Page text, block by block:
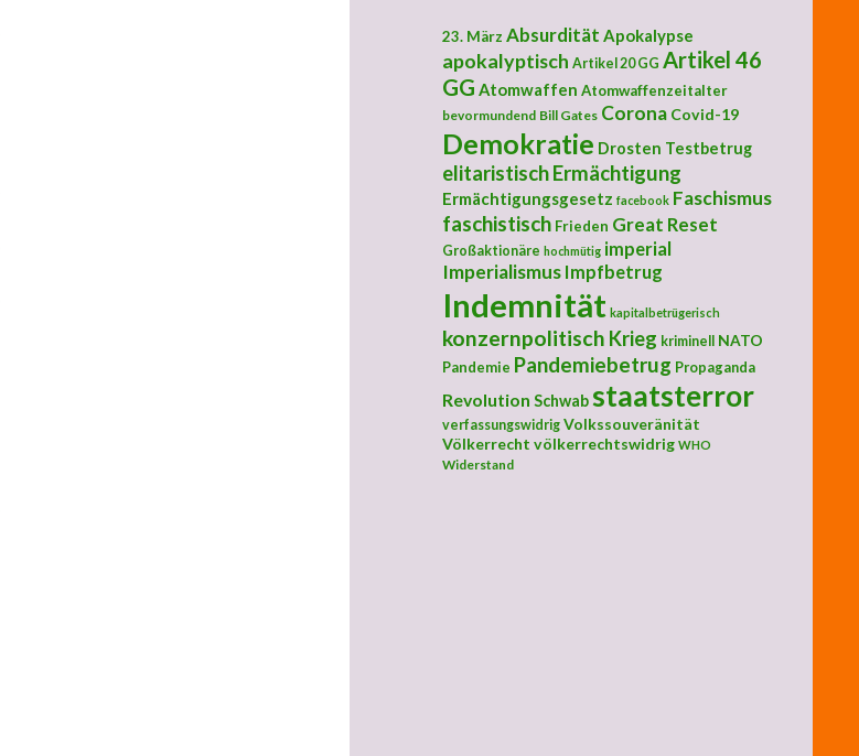
23. März Absurdität Apokalypse
apokalyptisch Artikel 20 GG Artikel 46
GG Atomwaffen Atomwaffenzeitalter
bevormundend Bill Gates Corona Covid-19
Demokratie Drosten Testbetrug
elitaristischErmächtigung
Ermächtigungsgesetz facebook Faschismus
faschistisch Frieden Great Reset
Großaktionäre hochmütig imperial
Imperialismus Impfbetrug
Indemnität kapitalbetrügerisch
konzernpolitisch Krieg kriminell
NATO
Pandemie Pandemiebetrug Propaganda
Revolution Schwabstaatsterror
verfassungswidrig Volkssouveränität
Völkerrecht völkerrechtswidrig WHO
Widerstand